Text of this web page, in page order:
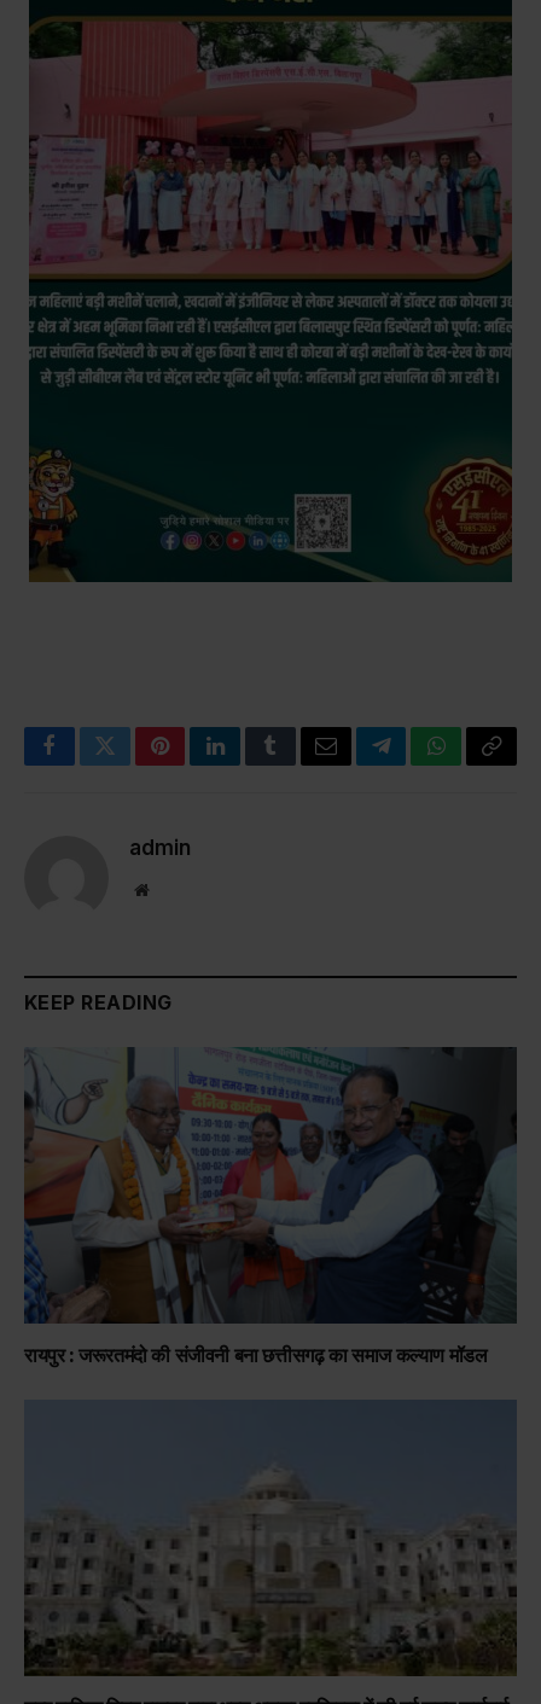
FacebookTwitterPinterestLinkedInTumblrEmailTelegramWhatsApp
Copy
admin
Website
KEEP READING
रायपुर : जरूरतमंदो की संजीवनी बना छत्तीसगढ़ का समाज कल्याण मॉडल